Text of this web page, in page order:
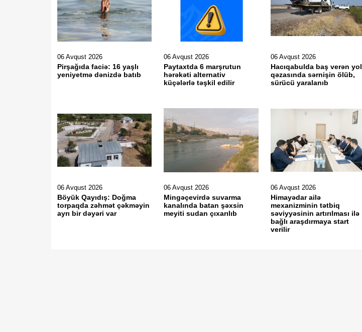
06 Avqust 2026
Pirşağıda faciə: 16 yaşlı
yeniyetmə dənizdə batıb
06 Avqust 2026
Paytaxtda 6 marşrutun
hərəkəti alternativ
küçələrlə təşkil edilir
06 Avqust 2026
Hacıqabulda baş verən yol
qəzasında sərnişin ölüb,
sürücü yaralanıb
06 Avqust 2026
Böyük Qayıdış: Doğma
torpaqda zəhmət çəkməyin
ayrı bir dəyəri var
06 Avqust 2026
Mingəçevirdə suvarma
kanalında batan şəxsin
meyiti sudan çıxarılıb
06 Avqust 2026
Himayədar ailə
mexanizminin tətbiq
səviyyəsinin artırılması ilə
bağlı araşdırmaya start
verilir